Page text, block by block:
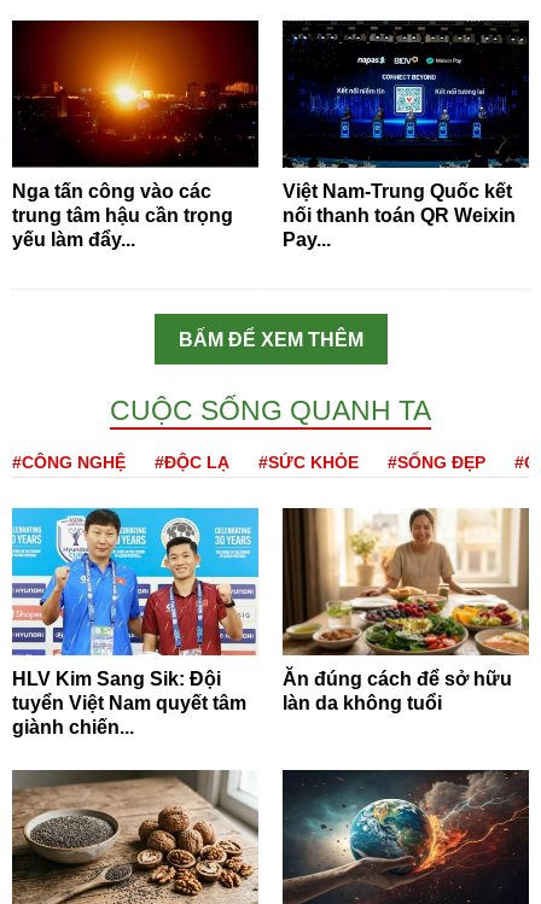
Nga tấn công vào các
trung tâm hậu cần trọng
yếu làm đẩy...
Việt Nam-Trung Quốc kết
nối thanh toán QR Weixin
Pay...
BẤM ĐỂ XEM THÊM
CUỘC SỐNG QUANH TA
#CÔNG NGHỆ #ĐỘC LẠ #SỨC KHỎE #SỐNG ĐẸP
HLV Kim Sang Sik: Đội
tuyển Việt Nam quyết tâm
giành chiến...
Ăn đúng cách để sở hữu
làn da không tuổi